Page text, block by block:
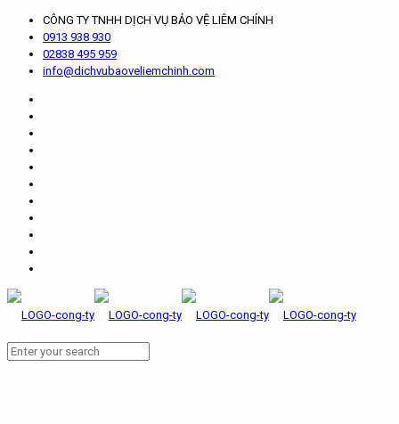
CÔNG TY TNHH DỊCH VỤ BẢO VỆ LIÊM CHÍNH
0913 938 930
02838 495 959
info@dichvubaoveliemchinh.com